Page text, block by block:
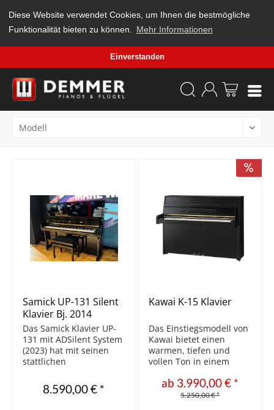
Diese Website verwendet Cookies, um Ihnen die bestmögliche
Funktionalität bieten zu können.
Mehr Informationen
Einverstanden
Samick UP-131 Silent
Klavier Bj. 2014
Das Samick Klavier UP-
131 mit ADSilent System
(2023) hat mit seinen
stattlichen
Konzertklavieres einen
sehr vollen Klang um
8.590,00 € *
Kawai K-15 Klavier
Das Einstiegsmodell von
Kawai bietet einen
warmen, tiefen und
vollen Ton in einem
modernen Gehäuse und
ist einer unserer
ab 3.990,00 € *
5.250,00 € *